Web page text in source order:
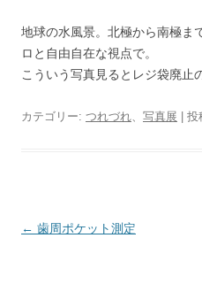
地球の水風景。北極から南極ま
ロと自由自在な視点で。
こういう写真見るとレジ袋廃止
カテゴリー: つれづれ 写真展 | 投
投
← 歯周ポケット測定